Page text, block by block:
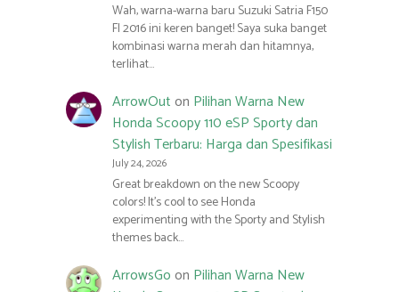
Wah, warna-warna baru Suzuki Satria F150
FI 2016 ini keren banget! Saya suka banget
kombinasi warna merah dan hitamnya,
terlihat…
ArrowOuton Pilihan Warna New
Honda Scoopy 110 eSP Sporty dan
Stylish Terbaru: Harga dan Spesifikasi
July 24, 2026
Great breakdown on the new Scoopy
colors! It’s cool to see Honda
experimenting with the Sporty and Stylish
themes back…
ArrowsGoon Pilihan Warna New